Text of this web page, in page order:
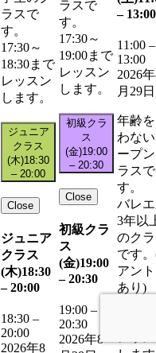
ラスで
す。
17:30～
18:30まで
レッスン
します。
ジュニア
クラス
(木)18:30
– 20:00
Close
ジュニア
クラス
(木)18:30
– 20:00
18:30 –
20:00
2026年8
ラスで
す。
17:30～
19:00まで
レッスン
します。
初級クラ
ス
(金)19:00
– 20:30
Close
初級クラ
ス
(金)19:00
– 20:30
19:00 –
20:30
2026年8
– 13:00
11:00 –
13:00
2026
月29日
年齢
わな
ープ
ラスで
す。
バレ
3年以
のク
です
アン
あり)